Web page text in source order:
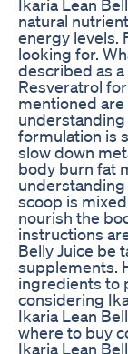
Ikaria Lean
natural
energy levels.
looking for.
described as
Resveratrol
mentioned
understanding
formulation is
slow down
body burn fat
understanding
scoop is
nourish the
instructions
Belly Juice be
supplements.
ingredients to
considering
Ikaria Lean
where to buy
Ikaria Lean